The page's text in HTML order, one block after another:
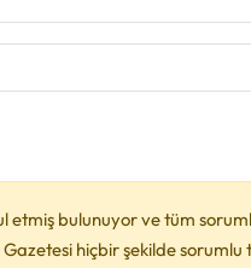
etmiş bulunuyor ve tüm
hiçbir şekilde sorumlu